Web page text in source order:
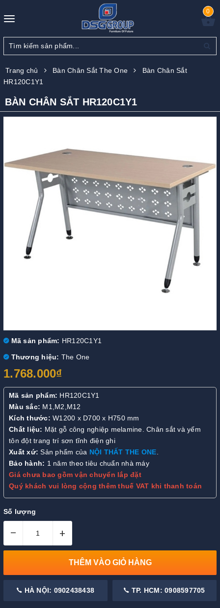
Toggle
0
Trang chủ Bàn Chân Sắt The One
Bàn Chân Sắt
HR120C1Y1
BÀN CHÂN SẮT HR120C1Y1
Mã sản phẩm: HR120C1Y1
Thương hiệu: The One
1.768.000₫
Mã sản phẩm: HR120C1Y1
Màu sắc: M1,M2,M12
Kích thước: W1200 x D700 x H750 mm
Chất liệu: Mặt gỗ công nghiệp melamine. Chân sắt và yếm
tôn đột trang trí sơn tĩnh điện ghi
Xuất xứ: Sản phẩm của NỘI THẤT THE ONE.
Bảo hành: 1 năm theo tiêu chuẩn nhà máy
Giá chưa bao gồm vận chuyển lắp đặt
Quý khách vui lòng cộng thêm thuế VAT khi thanh toán
Số lượng
– +
THÊM VÀO GIỎ HÀNG
HÀ NỘI: 0902438438 TP. HCM: 0908597705